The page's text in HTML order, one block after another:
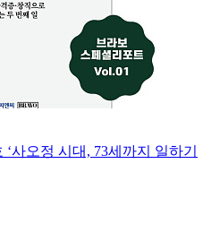
‘사오정 시대, 73세까지 일하기